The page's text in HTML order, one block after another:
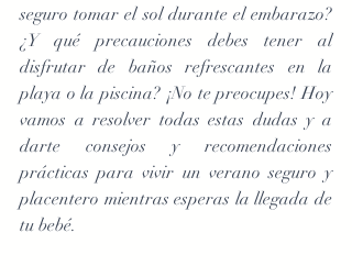
seguro tomar el sol durante el embarazo?
¿Y qué precauciones debes tener al
disfrutar de baños refrescantes en la
playa o la piscina? ¡No te preocupes! Hoy
vamos a resolver todas estas dudas y a
darte consejos y recomendaciones
prácticas para vivir un verano seguro y
placentero mientras esperas la llegada de
tu bebé.